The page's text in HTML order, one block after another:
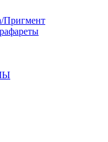
Пригмент